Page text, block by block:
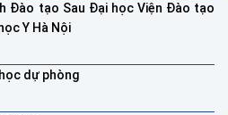
Đào tạo Sau Đại học Viện Đào tạo
Y Hà Nội
dự phòng